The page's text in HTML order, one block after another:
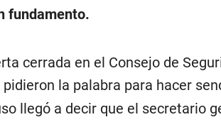
fundamento.
cerrada en el Consejo de
pidieron la palabra para hacer
llegó a decir que el secretario